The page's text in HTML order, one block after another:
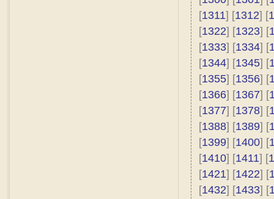
[1311] [1312] [
[1322] [1323] [
[1333] [1334] [
[1344] [1345] [
[1355] [1356] [
[1366] [1367] [
[1377] [1378] [
[1388] [1389] [
[1399] [1400] [
[1410] [1411] [
[1421] [1422] [
[1432] [1433] [